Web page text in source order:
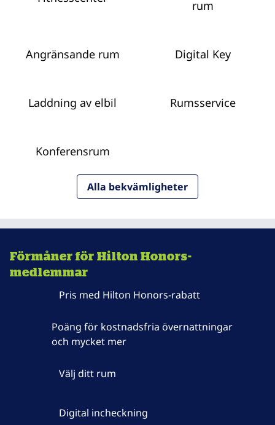
rum
Angränsande rum Digital Key
Laddning av elbil Rumsservice
Konferensrum
Alla bekvämligheter
Förmåner för Hilton Honors-
medlemmar
Pris med Hilton Honors-rabatt
Poäng för kostnadsfria övernattningar
och mycket mer
Välj ditt rum
Digital incheckning